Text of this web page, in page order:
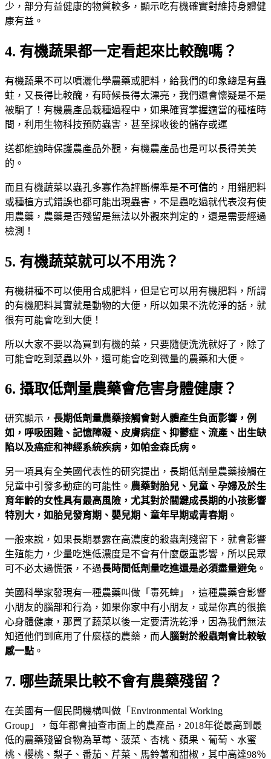
少，部分有益健康的物質較多，顯示吃有機確實對維持身體健
康有益。
4. 有機蔬果都一定看起來比較醜嗎？
有機蔬果不可以噴灑化學農藥或肥料，給我們的印象總是有蟲
蛀，又長得比較醜，有時候長得太漂亮，我們還會懷疑是不是
被騙了！有機農產品栽種過程中，如果確實掌握適當的種植時
間，利用生物科技預防蟲害，甚至採收後的儲存或運
送都能適時保護農產品外觀，有機農產品也是可以長得美美
的。
而且有機蔬菜以蟲孔多寡作為評斷標準是不可信的，用錯肥料
或種植方式錯誤也都可能出現蟲害，不是蟲吃過就代表沒有使
用農藥，農藥是否殘留是無法以外觀來判定的，還是需要經過
檢測！
5. 有機蔬菜就可以不用洗？
有機耕種不可以使用合成肥料，但是它可以用有機肥料，所謂
的有機肥料其實就是動物的大便，所以如果不洗乾淨的話，就
很有可能會吃到大便！
所以大家不要以為買到有機的菜，只要隨便洗洗就好了，除了
可能會吃到菜蟲以外，還可能會吃到微量的農藥和大便。
6. 攝取低劑量農藥會危害身體健康？
研究顯示， 長期低劑量農藥接觸會對人體產生負面影響，例
如，呼吸困難、記憶障礙、皮膚病症、抑鬱症、流產、出生缺
陷以及癌症和神經系統疾病，如帕金森氏病。
另一項具有全美國代表性的研究提出，長期低劑量農藥接觸在
兒童中引發多動症的可能性。 農藥對胎兒、兒童、孕婦及於生
育年齡的女性具有最高風險，尤其對於關鍵成長期的小孩影響
特別大，如胎兒發育期、嬰兒期、童年早期或青春期 。
一般來說，如果長期暴露在高濃度的殺蟲劑殘留下，就會影響
生殖能力，少量吃進低濃度是不會有什麼嚴重影響，所以民眾
可不必太過慌張，不過長時間低劑量吃進還是必須盡量避免 。
美國科學家發現有一種農藥叫做「毒死蜱」，這種農藥會影響
小朋友的腦部和行為，如果你家中有小朋友，或是你真的很擔
心身體健康，那買了蔬菜以後一定要清洗乾淨，因為我們無法
知道他們到底用了什麼樣的農藥，而人腦對於殺蟲劑會比較敏
感一點 。
7. 哪些蔬果比較不會有農藥殘留？
在美國有一個民間機構叫做「Environmental Working
Group」，每年都會抽查市面上的農產品，2018年從最高到最
低的農藥殘留食物為草莓、菠菜、杏桃、蘋果、葡萄、水蜜
桃、櫻桃、梨子、番茄、芹菜、馬鈴薯和甜椒，其中高達98％